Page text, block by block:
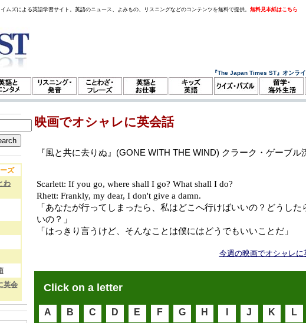
ムズによる英語学習サイト。英語のニュース、よみもの、リスニングなどのコンテンツを無料で提供。 無料見本紙はこちら
『The Japan Times ST』オンラ
ズ
わ
英会
映画でオシャレに英会話
『風と共に去りぬ』(GONE WITH THE WIND) クラーク・ゲーブル
Scarlett: If you go, where shall I go? What shall I do?
Rhett: Frankly, my dear, I don't give a damn.
「あなたが行ってしまったら、私はどこへ行けばいいの？どうした
いの？」
「はっきり言うけど、そんなことは僕にはどうでもいいことだ」
今週の映画でオシャレに
Click on a letter
A B C D E F G H J K L